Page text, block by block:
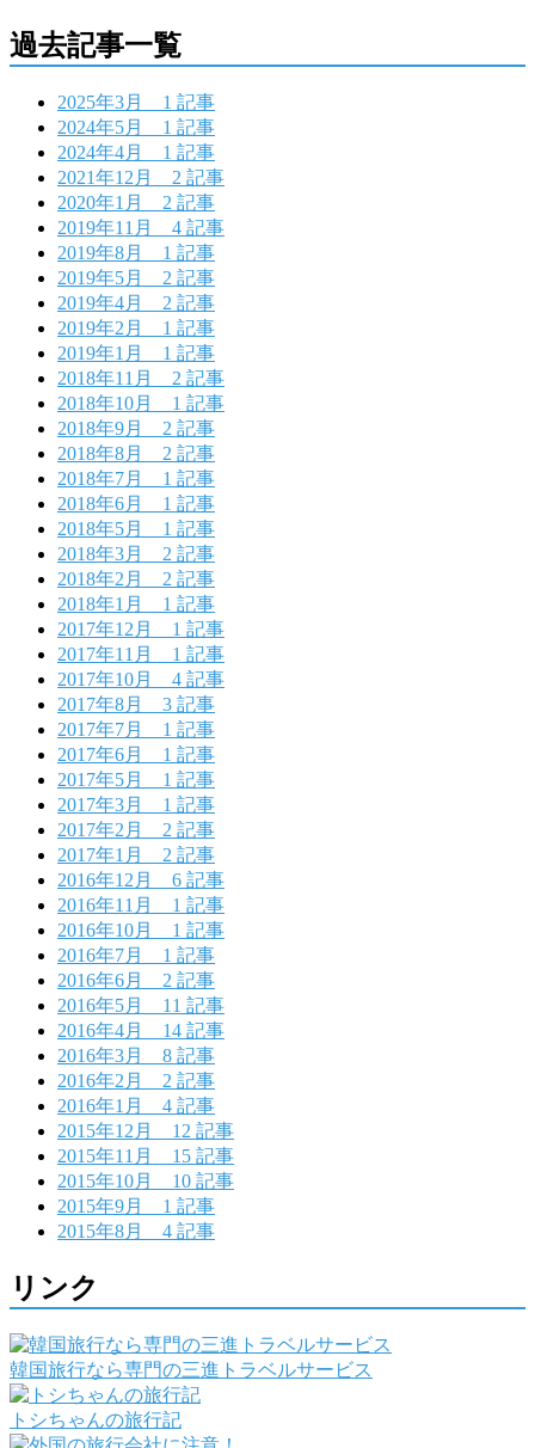
過去記事一覧
2025年3月 1 記事
2024年5月 1 記事
2024年4月 1 記事
2021年12月 2 記事
2020年1月 2 記事
2019年11月 4 記事
2019年8月 1 記事
2019年5月 2 記事
2019年4月 2 記事
2019年2月 1 記事
2019年1月 1 記事
2018年11月 2 記事
2018年10月 1 記事
2018年9月 2 記事
2018年8月 2 記事
2018年7月 1 記事
2018年6月 1 記事
2018年5月 1 記事
2018年3月 2 記事
2018年2月 2 記事
2018年1月 1 記事
2017年12月 1 記事
2017年11月 1 記事
2017年10月 4 記事
2017年8月 3 記事
2017年7月 1 記事
2017年6月 1 記事
2017年5月 1 記事
2017年3月 1 記事
2017年2月 2 記事
2017年1月 2 記事
2016年12月 6 記事
2016年11月 1 記事
2016年10月 1 記事
2016年7月 1 記事
2016年6月 2 記事
2016年5月 11 記事
2016年4月 14 記事
2016年3月 8 記事
2016年2月 2 記事
2016年1月 4 記事
2015年12月 12 記事
2015年11月 15 記事
2015年10月 10 記事
2015年9月 1 記事
2015年8月 4 記事
リンク
韓国旅行なら専門の三進トラベルサービス
トシちゃんの旅行記